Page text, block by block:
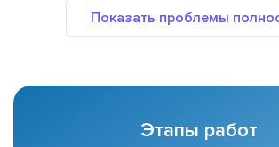
Этапы работ